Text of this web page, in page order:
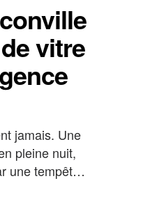
vitre
jamais. Une
pleine nuit,
une tempête